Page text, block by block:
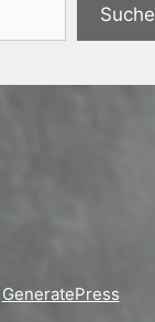
GeneratePress